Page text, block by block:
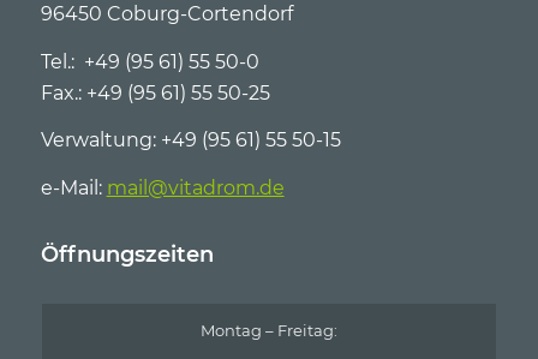
96450 Coburg-Cortendorf
Tel.: +49 (95 61) 55 50-0
Fax.: +49 (95 61) 55 50-25
Verwaltung: +49 (95 61) 55 50-15
e-Mail: mail@vitadrom.de
Öffnungszeiten
Montag – Freitag: